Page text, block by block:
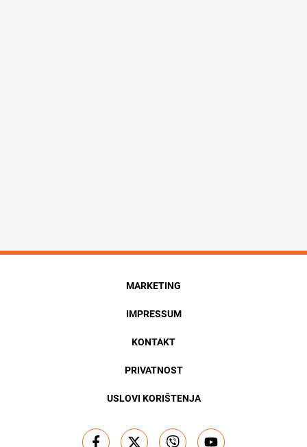
MARKETING
IMPRESSUM
KONTAKT
PRIVATNOST
USLOVI KORIŠTENJA